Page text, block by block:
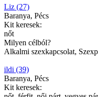
Liz (27)
Baranya, Pécs
Kit keresek:
nőt
Milyen célból?
Alkalmi szexkapcsolat,
ildi (39)
Baranya, Pécs
Kit keresek: